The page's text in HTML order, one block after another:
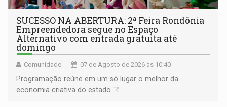
SUCESSO NA ABERTURA: 2ª Feira Rondônia
Empreendedora segue no Espaço
Alternativo com entrada gratuita até
domingo
Comunidade 07 de Agosto de 2026 às 10:40
Programação reúne em um só lugar o melhor da
economia criativa do estado